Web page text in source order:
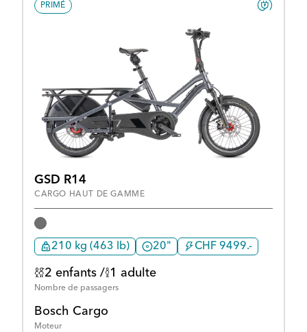
PRIMÉ
GSD R14
CARGO HAUT DE GAMME
210 kg (463 lb) 20" CHF 9499.-
2 enfants / 1 adulte
Nombre de passagers
Bosch Cargo
Moteur